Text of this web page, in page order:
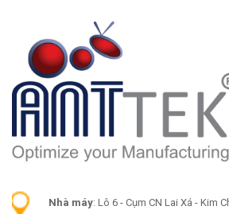
Nhà máy: Lô 6 - Cụm CN Lai Xá - Kim